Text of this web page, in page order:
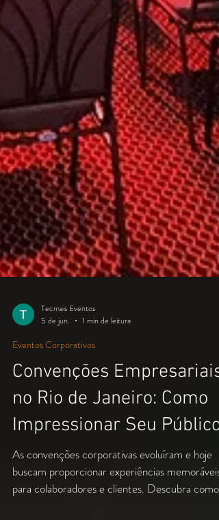
Tecmais Eventos
5 de jun.
1 min de leitura
Eventos Corporativos
Convenções Empresariais
no Rio de Janeiro: Como
Impressionar Seu Público